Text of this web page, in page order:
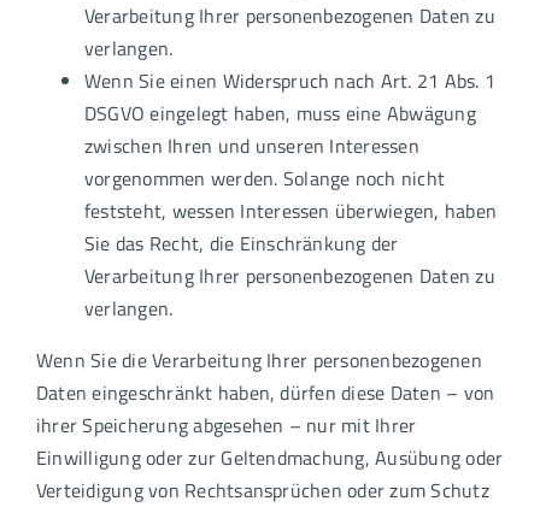
Verarbeitung Ihrer personenbezogenen Daten zu
verlangen.
Wenn Sie einen Widerspruch nach Art. 21 Abs. 1
DSGVO eingelegt haben, muss eine Abwägung
zwischen Ihren und unseren Interessen
vorgenommen werden. Solange noch nicht
feststeht, wessen Interessen überwiegen, haben
Sie das Recht, die Einschränkung der
Verarbeitung Ihrer personenbezogenen Daten zu
verlangen.
Wenn Sie die Verarbeitung Ihrer personenbezogenen
Daten eingeschränkt haben, dürfen diese Daten – von
ihrer Speicherung abgesehen – nur mit Ihrer
Einwilligung oder zur Geltendmachung, Ausübung oder
Verteidigung von Rechtsansprüchen oder zum Schutz